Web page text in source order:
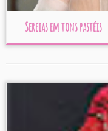
Sereias em tons pastéis